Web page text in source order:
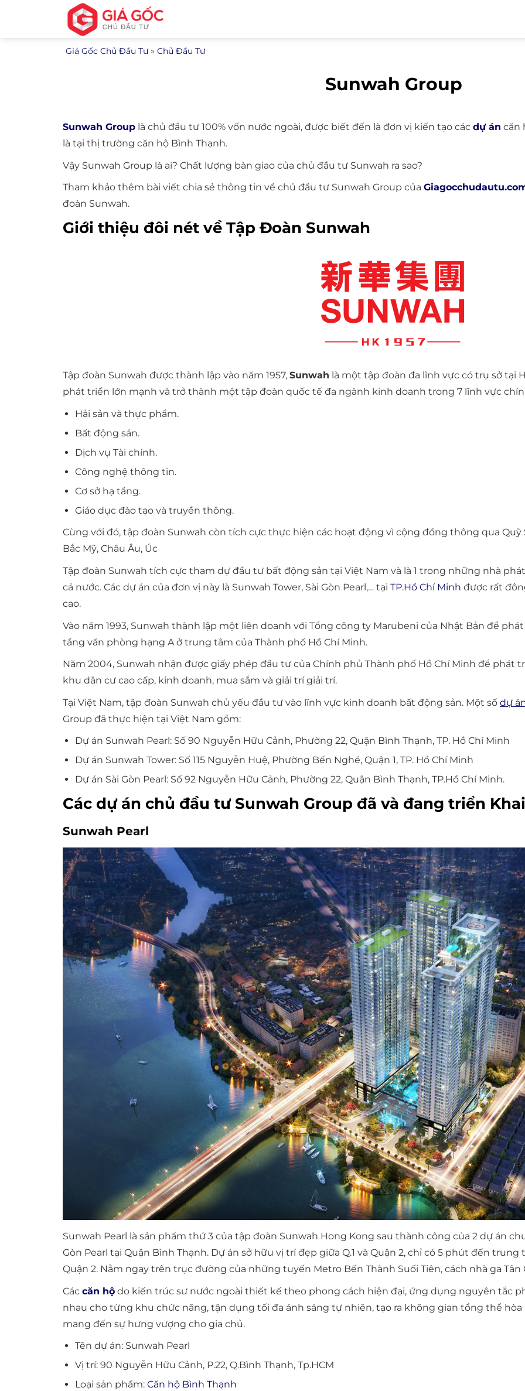
Giá Gốc Chủ Đầu Tư» Chủ Đầu Tư
Sunwah Group
Sunwah Group là chủ đầu tư 100% vốn nước ngoài, được biết đến là đơn vị kiến tạo các dự án căn
là tại thị trường căn hộ Bình Thạnh.
Vậy Sunwah Group là ai? Chất lượng bàn giao của chủ đầu tư Sunwah ra sao?
Tham khảo thêm bài viết chia sẻ thông tin về chủ đầu tư Sunwah Group của
đoàn Sunwah.
Giới thiệu đôi nét về Tập Đoàn Sunwah
Tập đoàn Sunwah được thành lập vào năm 1957, Sunwah là một tập đoàn đa lĩnh vực có trụ sở tại
phát triển lớn mạnh và trở thành một tập đoàn quốc tế đa ngành kinh doanh trong 7 lĩnh vực
Hải sản và thực phẩm.
Bất động sản.
Dịch vụ Tài chính.
Công nghệ thông tin.
Cơ sở hạ tầng.
Giáo dục đào tạo và truyền thông.
Cùng với đó, tập đoàn Sunwah còn tích cực thực hiện các hoạt động vì cộng đồng thông qua Quỹ
Bắc Mỹ, Châu Âu, Úc
Tập đoàn Sunwah tích cực tham dự đầu tư bất động sản tại Việt Nam và là 1 trong những nhà
cả nước. Các dự án của đơn vị này là Sunwah Tower, Sài Gòn Pearl,… tại TP.Hồ Chí Minh được rất
cao.
Vào năm 1993, Sunwah thành lập một liên doanh với Tổng công ty Marubeni của Nhật Bản để
tầng văn phòng hạng A ở trung tâm của Thành phố Hồ Chí Minh.
Năm 2004, Sunwah nhận được giấy phép đầu tư của Chính phủ Thành phố Hồ Chí Minh để phát
khu dân cư cao cấp, kinh doanh, mua sắm và giải trí giải trí.
Tại Việt Nam, tập đoàn Sunwah chủ yếu đầu tư vào lĩnh vực kinh doanh bất động sản. Một số dự
Group đã thực hiện tại Việt Nam gồm:
Dự án Sunwah Pearl: Số 90 Nguyễn Hữu Cảnh, Phường 22, Quận Bình Thạnh, TP. Hồ Chí Minh
Dự án Sunwah Tower: Số 115 Nguyễn Huệ, Phường Bến Nghé, Quận 1, TP. Hồ Chí Minh
Dự án Sài Gòn Pearl: Số 92 Nguyễn Hữu Cảnh, Phường 22, Quận Bình Thạnh, TP.Hồ Chí Minh.
Các dự án chủ đầu tư Sunwah Group đã và đang triển Khai
Sunwah Pearl
Sunwah Pearl là sản phẩm thứ 3 của tập đoàn Sunwah Hong Kong sau thành công của 2 dự án
Gòn Pearl tại Quận Bình Thạnh. Dự án sở hữu vị trí đẹp giữa Q.1 và Quận 2, chỉ có 5 phút đến
Quận 2. Nằm ngay trên trục đường của những tuyến Metro Bến Thành Suối Tiên, cách nhà ga Tân
Các căn hộ do kiến trúc sư nước ngoài thiết kế theo phong cách hiện đại, ứng dụng nguyên tắc
nhau cho từng khu chức năng, tận dụng tối đa ánh sáng tự nhiên, tạo ra không gian tổng thể
mang đến sự hưng vượng cho gia chủ.
Tên dự án: Sunwah Pearl
Vị trí: 90 Nguyễn Hữu Cảnh, P.22, Q.Bình Thạnh, Tp.HCM
Loại sản phẩm: Căn hộ Bình Thạnh